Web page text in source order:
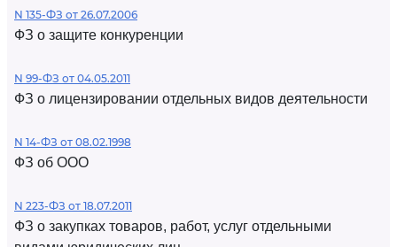
N 135-ФЗ от 26.07.2006
ФЗ о защите конкуренции
N 99-ФЗ от 04.05.2011
ФЗ о лицензировании отдельных видов деятельности
N 14-ФЗ от 08.02.1998
ФЗ об ООО
N 223-ФЗ от 18.07.2011
ФЗ о закупках товаров, работ, услуг отдельными